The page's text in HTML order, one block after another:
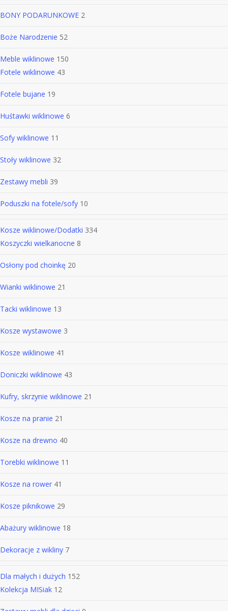
BONY PODARUNKOWE 2
Boże Narodzenie 52
Meble wiklinowe 150
Fotele wiklinowe 43
Fotele bujane 19
Huśtawki wiklinowe 6
Sofy wiklinowe 11
Stoły wiklinowe 32
Zestawy mebli 39
Poduszki na fotele/sofy 10
Kosze wiklinowe/Dodatki 334
Koszyczki wielkanocne 8
Osłony pod choinkę 20
Wianki wiklinowe 21
Tacki wiklinowe 13
Kosze wystawowe 3
Kosze wiklinowe 41
Doniczki wiklinowe 43
Kufry, skrzynie wiklinowe 21
Kosze na pranie 21
Kosze na drewno 40
Torebki wiklinowe 11
Kosze na rower 41
Kosze piknikowe 29
Abażury wiklinowe 18
Dekoracje z wikliny 7
Dla małych i dużych 152
Kolekcja MISiak 12